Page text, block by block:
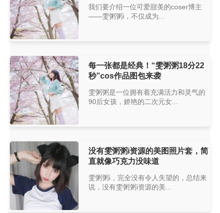
我们要介绍一位可爱甜美的coser博主
——雯粥粥i，不仅成为...
每一张都是经典！“雯粥粥18分22
秒”cos作品图包来袭
雯粥粥是一位拥有着充满活力和灵气的
90后女孩，娇艳的二次元女...
没有雯粥粥i资源的美图照片套，简
直就像巧克力没味道
雯粥粥i，完全没有令人失望的，总结来
说，没有雯粥粥i资源的美...